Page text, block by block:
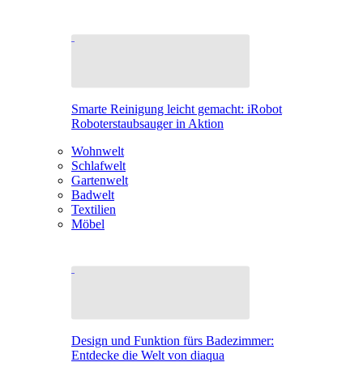
Smarte Reinigung leicht gemacht: iRobot
Roboterstaubsauger in Aktion
Wohnwelt
Schlafwelt
Gartenwelt
Badwelt
Textilien
Möbel
Design und Funktion fürs Badezimmer:
Entdecke die Welt von diaqua